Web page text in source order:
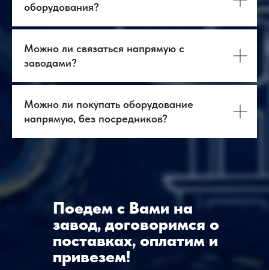
оборудования?
Можно ли связаться напрямую с
заводами?
Можно ли покупать оборудование
напрямую, без посредников?
Поедем с Вами на
завод, договоримся о
поставках, оплатим и
привезем!
конфиденциальности
Логистика
Бизнес-тур в Китай
Услуги
Контакты
База знаний
Главная
+7 968 636 98 34
+7 903 219 10 52
contact@antway.ru
cnc@antway.ru
ИНН: 972718613
ОГРН: 1257700266790